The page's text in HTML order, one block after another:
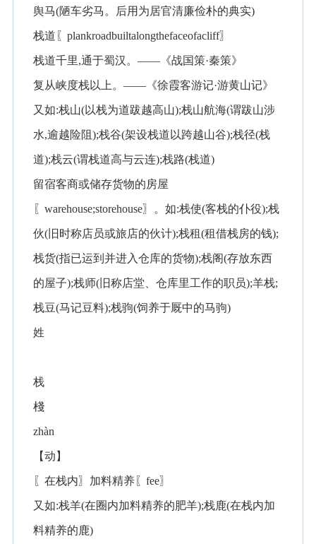
舆马(陋车劣马。后用为居官清廉俭朴的典实)
栈道〖plankroadbuiltalongthefaceofacliff〗
栈道千里,通于蜀汉。——《战国策·秦策》
复从峡度栈以上。——《徐霞客游记·游黄山记》
又如:栈山(以栈为道跋越高山);栈山航海(谓跋山涉
水,逾越险阻);栈谷(架设栈道以跨越山谷);栈径(栈
道);栈云(谓栈道高与云连);栈路(栈道)
留宿客商或储存货物的房屋
〖warehouse;storehouse〗。如:栈使(客栈的仆役);栈
伙(旧时称店员或旅店的伙计);栈租(租借栈房的钱);
栈货(指已运到并进入仓库的货物);栈阁(存放东西
的屋子);栈师(旧称店堂、仓库里工作的职员);羊栈;
栈豆(马记豆料);栈驹(饲养于厩中的马驹)
姓
栈
棧
zhàn
【动】
〖在栈内〗加料精养〖fee〗
又如:栈羊(在圈内加料精养的肥羊);栈鹿(在栈内加
料精养的鹿)